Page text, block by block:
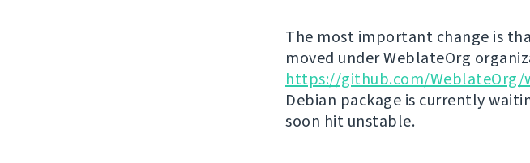
The most important change is
moved under WeblateOrg
https://github.com/WeblateOrg/
Debian package is currently
soon hit unstable.